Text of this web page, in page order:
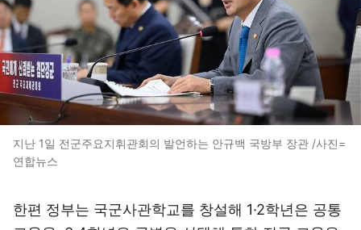
지난 1일 전군주요지휘관회의 발언하는 안규백 국방부 장관 /사진=
연합뉴스
한편 정부는 국군사관학교를 창설해 1·2학년은 공통